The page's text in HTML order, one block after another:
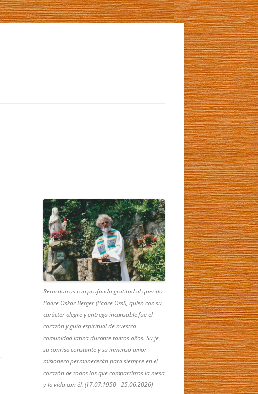
Recordamos con profunda gratitud al querido
Padre Oskar Berger (Padre Ossi), quien con su
carácter alegre y entrega incansable fue el
corazón y guía espiritual de nuestra
comunidad latina durante tantos años. Su fe,
su sonrisa constante y su inmenso amor
misionero permanecerán para siempre en el
corazón de todos los que compartimos la mesa
y la vida con él. (17.07.1950 - 25.06.2026)